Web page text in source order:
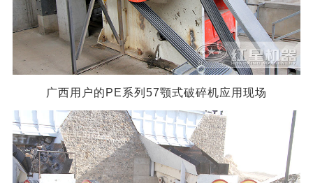
广西用户的PE系列57颚式破碎机应用现场